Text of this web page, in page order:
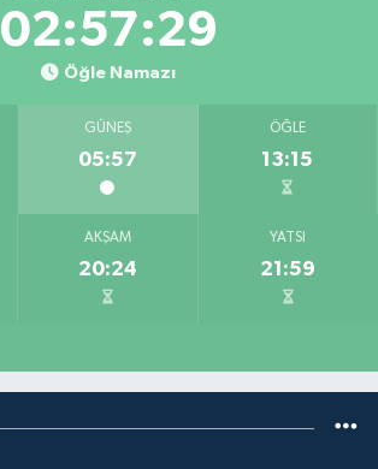
02:57:29
Öğle Namazı
GÜNEŞ
05:57
ÖĞLE
13:15
AKŞAM
20:24
YATSI
21:59